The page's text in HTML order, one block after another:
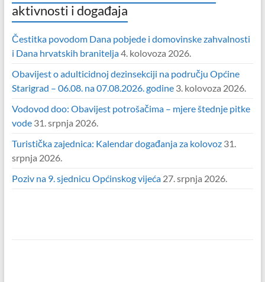
aktivnosti i događaja
Čestitka povodom Dana pobjede i domovinske zahvalnosti
i Dana hrvatskih branitelja4. kolovoza 2026.
Obavijest o adulticidnoj dezinsekciji na području Općine
Starigrad – 06.08. na 07.08.2026. godine 3. kolovoza 2026.
Vodovod doo: Obavijest potrošačima – mjere štednje pitke
vode 31. srpnja 2026.
Turistička zajednica: Kalendar događanja za kolovoz 31.
srpnja 2026.
Poziv na 9. sjednicu Općinskog vijeća 27. srpnja 2026.